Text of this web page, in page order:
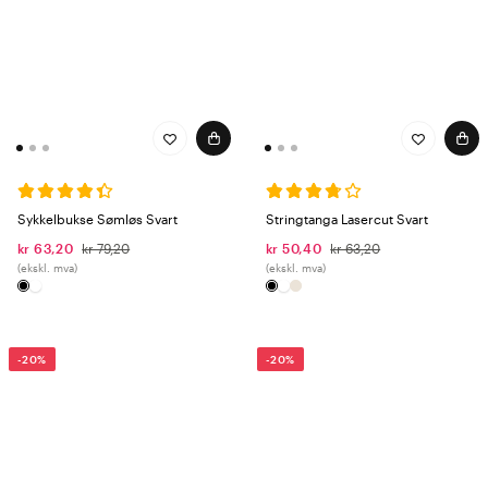
Sykkelbukse Sømløs Svart
kr 63,20 kr 79,20
(ekskl. mva)
Stringtanga Lasercut Svart
kr 50,40 kr 63,20
(ekskl. mva)
-20% -20%